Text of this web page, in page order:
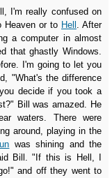
I'm really confused on
Heaven or to Hell . After
a computer in almost
that ghastly Windows.
I'm going to let you
"What's the difference
decide if you took a
Bill was amazed. He
waters. There were
around, playing in the
was shining and the
Bill. "If this is Hell, I
and off they went to